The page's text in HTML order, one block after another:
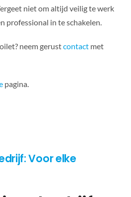
niet om altijd veilig te werk
professional in te schakelen.
neem gerustcontactmet
pagina.
Voor elke